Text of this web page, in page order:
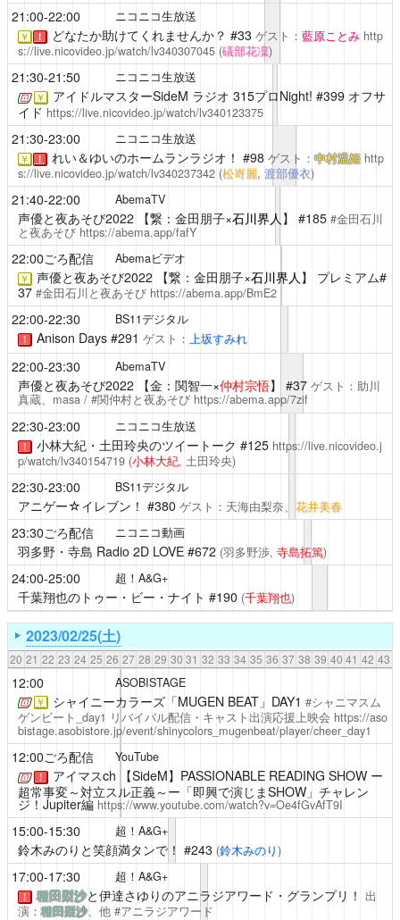
21:00-22:00 ニコニコ生放送
￥ ！ どなたか助けてくれませんか？ #33 ゲスト： 藍原ことみ http
s://live.nicovideo.jp/watch/lv340307045 (礒部花凜)
21:30-21:50 ニコニコ生放送
￥ アイドルマスターSideM ラジオ 315プロNight! #399 オフサ
イド https://live.nicovideo.jp/watch/lv340123375
21:30-23:00 ニコニコ生放送
￥ ！ れい＆ゆいのホームランラジオ！ #98 ゲスト：中村温姫 http
s://live.nicovideo.jp/watch/lv340237342 (松嵜麗, 渡部優衣)
21:40-22:00 AbemaTV
声優と夜あそび2022【繋：金田朋子×石川界人 】 #185 #金田石川
と夜あそび https://abema.app/fafY
22:00ごろ配信 Abemaビデオ
￥ 声優と夜あそび2022【繋：金田朋子×石川界人 】 プレミアム#
37 #金田石川と夜あそび https://abema.app/BmE2
22:00-22:30 BS11デジタル
！ Anison Days#291 ゲスト： 上坂すみれ
22:00-23:30 AbemaTV
声優と夜あそび2022【金：関智一×仲村宗悟】 #37 ゲスト：助川
真蔵、masa / #関仲村と夜あそび https://abema.app/7zif
22:30-23:00 ニコニコ生放送
！ 小林大紀・土田玲央のツイートーク #125 https://live.nicovideo.j
p/watch/lv340154719 (小林大紀, 土田玲央)
22:30-23:00 BS11デジタル
アニゲー☆イレブン！ #380 ゲスト：天海由梨奈、 花井美春
23:30ごろ配信 ニコニコ動画
羽多野・寺島 Radio 2D LOVE#672 (羽多野渉, 寺島拓篤)
24:00-25:00 超！A&G+
千葉翔也のトゥー・ビー・ナイト #190 (千葉翔也)
2023/02/25(土)
20 21 22 23 24 25 26 27 28 29 30 31 32 33 34 35 36 37 38 39 40 41 42 43
12:00 ASOBISTAGE
￥ シャイニーカラーズ「MUGEN BEAT」DAY1 #シャニマスム
ゲンビート_day1 リバイバル配信・キャスト出演応援上映会 https://aso
bistage.asobistore.jp/event/shinycolors_mugenbeat/player/cheer_day1
12:00ごろ配信 YouTube
！ アイマスch 【SideM】PASSIONABLE READING SHOW ー
超常事変～対立スル正義～ー「即興で演じまSHOW」チャレン
ジ！Jupiter編https://www.youtube.com/watch?v=Oe4fGvAfT9I
15:00-15:30 超！A&G+
鈴木みのりと笑顔満タンで！ #243 (鈴木みのり)
17:00-17:30 超！A&G+
！ 種田梨沙と伊達さゆりのアニラジアワード・グランプリ！
出
演：種田梨沙、他 #アニラジアワード